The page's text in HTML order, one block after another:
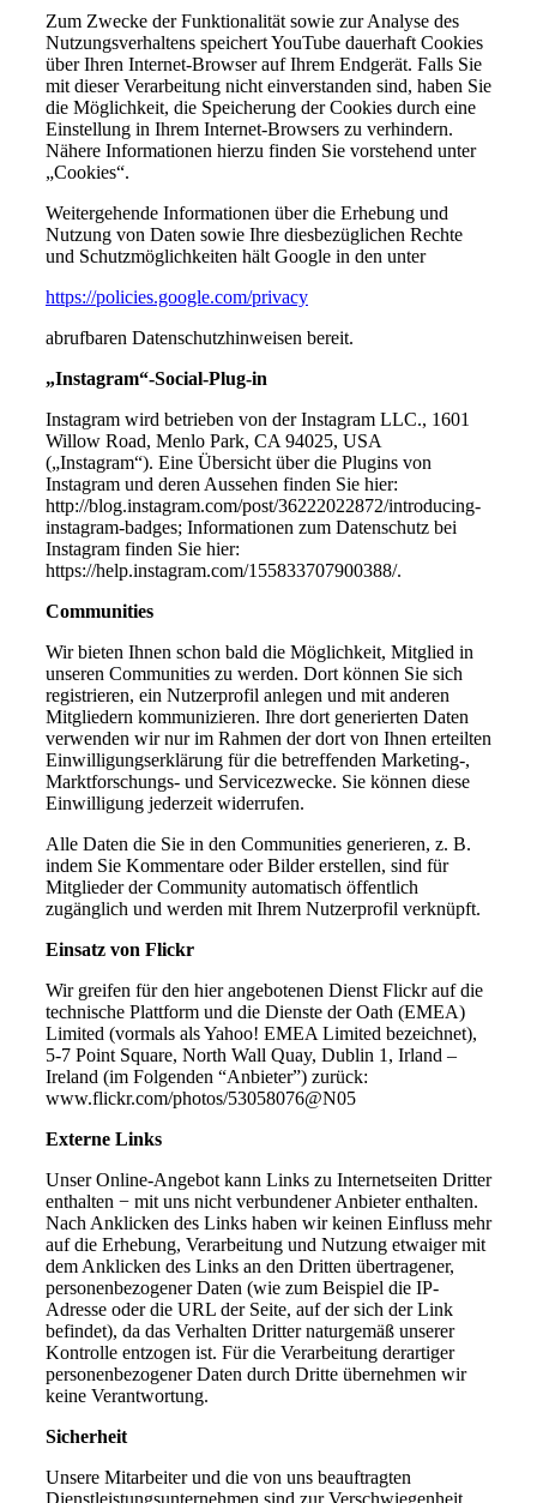
Zum Zwecke der Funktionalität sowie zur Analyse des
Nutzungsverhaltens speichert YouTube dauerhaft Cookies
über Ihren Internet-Browser auf Ihrem Endgerät. Falls Sie
mit dieser Verarbeitung nicht einverstanden sind, haben Sie
die Möglichkeit, die Speicherung der Cookies durch eine
Einstellung in Ihrem Internet-Browsers zu verhindern.
Nähere Informationen hierzu finden Sie vorstehend unter
„Cookies“.
Weitergehende Informationen über die Erhebung und
Nutzung von Daten sowie Ihre diesbezüglichen Rechte
und Schutzmöglichkeiten hält Google in den unter
https://policies.google.com/privacy
abrufbaren Datenschutzhinweisen bereit.
„Instagram“-Social-Plug-in
Instagram wird betrieben von der Instagram LLC., 1601
Willow Road, Menlo Park, CA 94025, USA
(„Instagram“). Eine Übersicht über die Plugins von
Instagram und deren Aussehen finden Sie hier:
http://blog.instagram.com/post/36222022872/introducing-
instagram-badges; Informationen zum Datenschutz bei
Instagram finden Sie hier:
https://help.instagram.com/155833707900388/.
Communities
Wir bieten Ihnen schon bald die Möglichkeit, Mitglied in
unseren Communities zu werden. Dort können Sie sich
registrieren, ein Nutzerprofil anlegen und mit anderen
Mitgliedern kommunizieren. Ihre dort generierten Daten
verwenden wir nur im Rahmen der dort von Ihnen erteilten
Einwilligungserklärung für die betreffenden Marketing-,
Marktforschungs- und Servicezwecke. Sie können diese
Einwilligung jederzeit widerrufen.
Alle Daten die Sie in den Communities generieren, z. B.
indem Sie Kommentare oder Bilder erstellen, sind für
Mitglieder der Community automatisch öffentlich
zugänglich und werden mit Ihrem Nutzerprofil verknüpft.
Einsatz von Flickr
Wir greifen für den hier angebotenen Dienst Flickr auf die
technische Plattform und die Dienste der Oath (EMEA)
Limited (vormals als Yahoo! EMEA Limited bezeichnet),
5-7 Point Square, North Wall Quay, Dublin 1, Irland –
Ireland (im Folgenden “Anbieter”) zurück:
www.flickr.com/photos/53058076@N05
Externe Links
Unser Online-Angebot kann Links zu Internetseiten Dritter
enthalten − mit uns nicht verbundener Anbieter enthalten.
Nach Anklicken des Links haben wir keinen Einfluss mehr
auf die Erhebung, Verarbeitung und Nutzung etwaiger mit
dem Anklicken des Links an den Dritten übertragener,
personenbezogener Daten (wie zum Beispiel die IP-
Adresse oder die URL der Seite, auf der sich der Link
befindet), da das Verhalten Dritter naturgemäß unserer
Kontrolle entzogen ist. Für die Verarbeitung derartiger
personenbezogener Daten durch Dritte übernehmen wir
keine Verantwortung.
Sicherheit
Unsere Mitarbeiter und die von uns beauftragten